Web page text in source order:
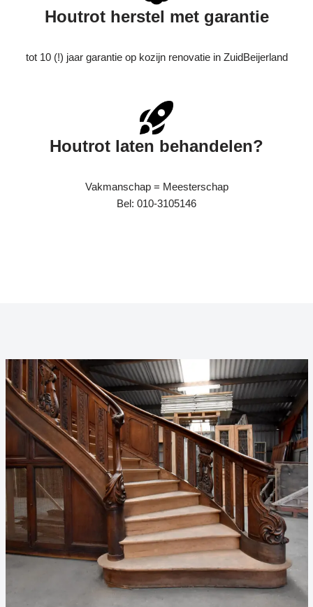
Houtrot herstel met garantie
tot 10 (!) jaar garantie op kozijn renovatie in ZuidBeijerland
Houtrot laten behandelen?
Vakmanschap = Meesterschap
Bel: 010-3105146